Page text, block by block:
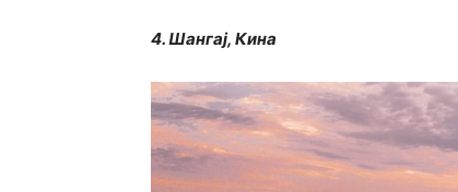
4. Шангај, Кина